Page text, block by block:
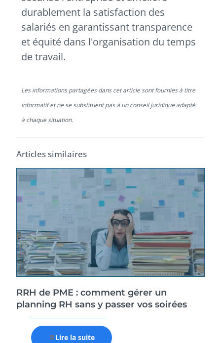
durablement la satisfaction des
salariés en garantissant transparence
et équité dans l'organisation du temps
de travail.
Les informations partagées dans cet article sont fournies à titre
informatif et ne se substituent pas à un conseil juridique adapté
à chaque situation.
Articles similaires
RRH de PME : comment gérer un
planning RH sans y passer vos soirées
Lire la suite